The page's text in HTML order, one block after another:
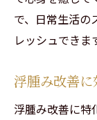
で、日常生活の
レッシュできま
浮腫み改善
浮腫み改善に特